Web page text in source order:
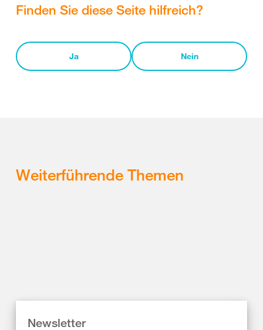
Finden Sie diese Seite hilfreich?
Ja Nein
Weiterführende Themen
Newsletter